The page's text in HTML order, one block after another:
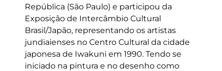
República (São Paulo) e participou da
Exposição de Intercâmbio Cultural
Brasil/Japão, representando os artistas
jundiaienses no Centro Cultural da cidade
japonesa de Iwakuni em 1990. Tendo se
iniciado na pintura e no desenho como